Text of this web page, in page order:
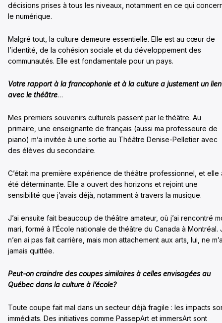
décisions prises à tous les niveaux, notamment en ce qui
le numérique.
Malgré tout, la culture demeure essentielle. Elle est au cœur de
l’identité, de la cohésion sociale et du développement des
communautés. Elle est fondamentale pour un pays.
Votre rapport à la francophonie et à la culture a justement un lien
avec le théâtre…
Mes premiers souvenirs culturels passent par le théâtre. Au
primaire, une enseignante de français (aussi ma professeure de
piano) m’a invitée à une sortie au Théâtre Denise-Pelletier avec
des élèves du secondaire.
C’était ma première expérience de théâtre professionnel, et elle
été déterminante. Elle a ouvert des horizons et rejoint une
sensibilité que j’avais déjà, notamment à travers la musique.
J’ai ensuite fait beaucoup de théâtre amateur, où j’ai rencontré
mari, formé à l’École nationale de théâtre du Canada à Montréal.
n’en ai pas fait carrière, mais mon attachement aux arts, lui, ne
jamais quittée.
Peut-on craindre des coupes similaires à celles envisagées au
Québec dans la culture à l’école?
Toute coupe fait mal dans un secteur déjà fragile : les impacts
immédiats. Des initiatives comme PassepArt et immersArt sont